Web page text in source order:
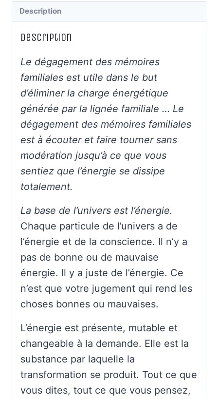
Description
Description
Le dégagement des mémoires
familiales est utile dans le but
d’éliminer la charge énergétique
générée par la lignée familiale … Le
dégagement des mémoires familiales
est à écouter et faire tourner sans
modération jusqu’à ce que vous
sentiez que l’énergie se dissipe
totalement.
La base de l’univers est l’énergie.
Chaque particule de l’univers a de
l’énergie et de la conscience. Il n’y a
pas de bonne ou de mauvaise
énergie. Il y a juste de l’énergie. Ce
n’est que votre jugement qui rend les
choses bonnes ou mauvaises.
L’énergie est présente, mutable et
changeable à la demande. Elle est la
substance par laquelle la
transformation se produit. Tout ce que
vous dites, tout ce que vous pensez,